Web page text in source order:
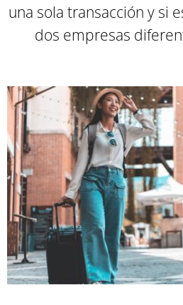
una sola transacción y si
dos empresas